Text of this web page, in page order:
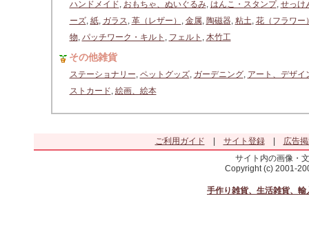
ハンドメイド, おもちゃ、ぬいぐるみ, はんこ・スタンプ, せっけ
ーズ, 紙, ガラス, 革（レザー） , 金属, 陶磁器, 粘土, 花（フラワー
物, パッチワーク・キルト , フェルト , 木竹工
その他雑貨
ステーショナリー, ペットグッズ, ガーデニング, アート、デザイ
ストカード, 絵画、絵本
ご利用ガイド サイト登録|
広告
サイト内の画像・
Copyright (c) 2001-
手作り雑貨、生活雑貨、